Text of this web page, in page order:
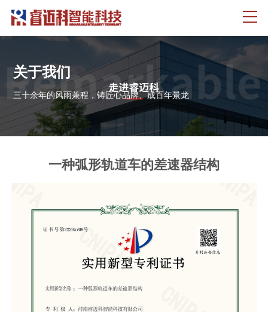
关于我们
三十余年的风雨兼程，铸匠心品牌、成百年景龙
一种弧形轨道车的差速器结构